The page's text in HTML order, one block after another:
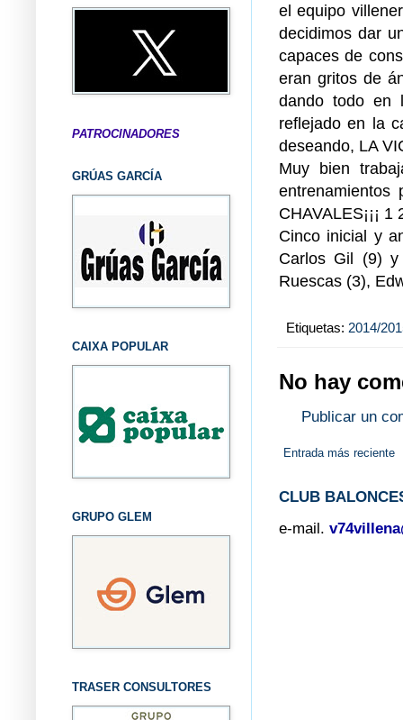
el equipo
decidimos dar
capaces de
eran gritos de
dando todo en
reflejado en la
deseando, LA
Muy bien
entrenamientos
CHAVALES¡¡¡ 1
Cinco inicial y
Carlos Gil (9) y
Ruescas (3),
Etiquetas: 2014/
No hay
Publicar un
Entrada más reciente
CLUB
e-mail.
PATROCINADORES
GRÚAS GARCÍA
CAIXA POPULAR
GRUPO GLEM
TRASER CONSULTORES